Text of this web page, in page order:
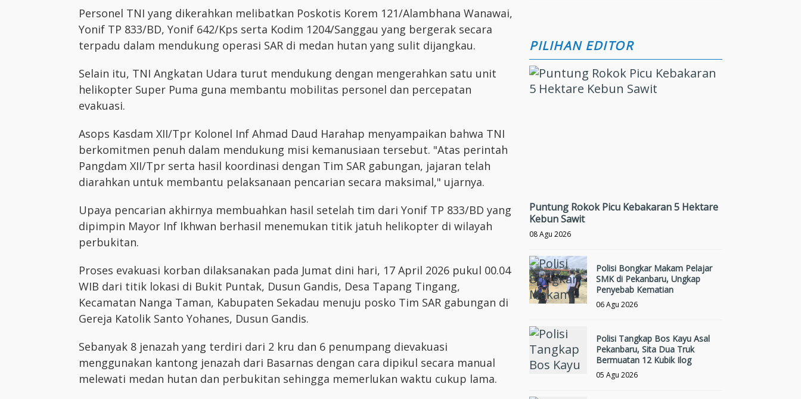
Personel TNI yang dikerahkan melibatkan Poskotis Korem 121/Alambhana Wanawai,
Yonif TP 833/BD, Yonif 642/Kps serta Kodim 1204/Sanggau yang bergerak secara
terpadu dalam mendukung operasi SAR di medan hutan yang sulit dijangkau.
Selain itu, TNI Angkatan Udara turut mendukung dengan mengerahkan satu unit
helikopter Super Puma guna membantu mobilitas personel dan percepatan
evakuasi.
Asops Kasdam XII/Tpr Kolonel Inf Ahmad Daud Harahap menyampaikan bahwa TNI
berkomitmen penuh dalam mendukung misi kemanusiaan tersebut. "Atas perintah
Pangdam XII/Tpr serta hasil koordinasi dengan Tim SAR gabungan, jajaran telah
diarahkan untuk membantu pelaksanaan pencarian secara maksimal," ujarnya.
Upaya pencarian akhirnya membuahkan hasil setelah tim dari Yonif TP 833/BD yang
dipimpin Mayor Inf Ikhwan berhasil menemukan titik jatuh helikopter di wilayah
perbukitan.
Proses evakuasi korban dilaksanakan pada Jumat dini hari, 17 April 2026 pukul 00.04
WIB dari titik lokasi di Bukit Puntak, Dusun Gandis, Desa Tapang Tingang,
Kecamatan Nanga Taman, Kabupaten Sekadau menuju posko Tim SAR gabungan di
Gereja Katolik Santo Yohanes, Dusun Gandis.
Sebanyak 8 jenazah yang terdiri dari 2 kru dan 6 penumpang dievakuasi
menggunakan kantong jenazah dari Basarnas dengan cara dipikul secara manual
melewati medan hutan dan perbukitan sehingga memerlukan waktu cukup lama.
PILIHAN EDITOR
Puntung Rokok Picu Kebakaran 5 Hektare
Kebun Sawit
08 Agu 2026
Polisi Bongkar Makam Pelajar
SMK di Pekanbaru, Ungkap
Penyebab Kematian
06 Agu 2026
Polisi Tangkap Bos Kayu Asal
Pekanbaru, Sita Dua Truk
Bermuatan 12 Kubik Ilog
05 Agu 2026